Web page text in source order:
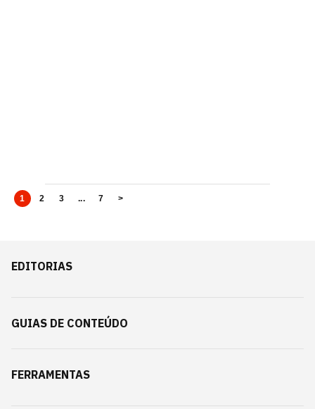
1 2 3 ... 7 >
EDITORIAS
GUIAS DE CONTEÚDO
FERRAMENTAS